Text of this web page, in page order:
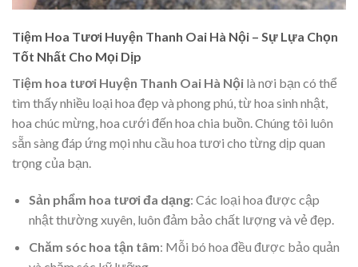
Tiệm Hoa Tươi Huyện Thanh Oai Hà Nội – Sự Lựa Chọn
Tốt Nhất Cho Mọi Dịp
Tiệm hoa tươi Huyện Thanh Oai Hà Nội là nơi bạn có thể
tìm thấy nhiều loại hoa đẹp và phong phú, từ hoa sinh nhật,
hoa chúc mừng, hoa cưới đến hoa chia buồn. Chúng tôi luôn
sẵn sàng đáp ứng mọi nhu cầu hoa tươi cho từng dịp quan
trọng của bạn.
Sản phẩm hoa tươi đa dạng: Các loại hoa được cập
nhật thường xuyên, luôn đảm bảo chất lượng và vẻ đẹp.
Chăm sóc hoa tận tâm: Mỗi bó hoa đều được bảo quản